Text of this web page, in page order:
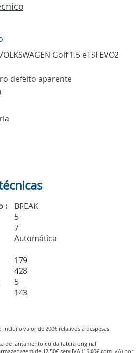
defeito aparente
:
BREAK
5
7
Automática
179
428
5
143
inclui o valor de 200€ relativos a despesas
de lançamento ou da fatura original
de 12,50€ sem IVA (15,00€ com IVA) por